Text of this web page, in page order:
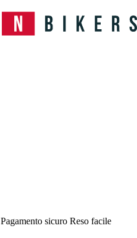
Pagamento sicuro Reso facile